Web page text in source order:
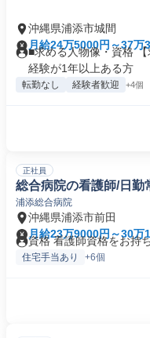
沖縄県浦添市城間
月給24万5000円～37万
■求める人物像・資格
経験が1年以上ある方
転勤なし 経験者歓迎 +4個
正社員
総合病院の看護師/日勤
浦添総合病院
沖縄県浦添市前田
月給23万9000円～30万
資格 看護師資格をお持
住宅手当あり +6個